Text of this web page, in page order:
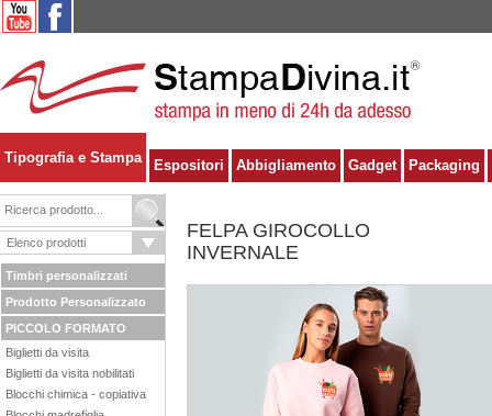
Tipografia e Stampa Espositori Abbigliamento Gadget Packaging
Timbri personalizzati
Prodotto Personalizzato
PICCOLO FORMATO
Biglietti da visita
Biglietti da visita nobilitati
Blocchi chimica - copiativa
FELPA GIROCOLLO
INVERNALE